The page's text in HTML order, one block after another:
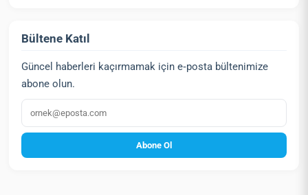
Bültene Katıl
Güncel haberleri kaçırmamak için e‑posta bültenimize
abone olun.
E‑posta
Abone Ol